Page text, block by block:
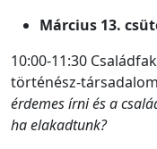
Március 13.
10:00-11:30
történész-
érdemes írni és a
ha elakadtunk?